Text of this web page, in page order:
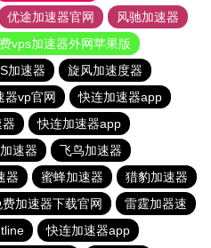
优途加速器官网
风驰加速器
vps加速器外网苹果版
加速器
旋风加速度器
器vp官网
快连加速器app
快连加速器app
速器
飞鸟加速器
器 蜜蜂加速器
猎豹加速器
加速器下载官网
雷霆加器速
快连加速器app